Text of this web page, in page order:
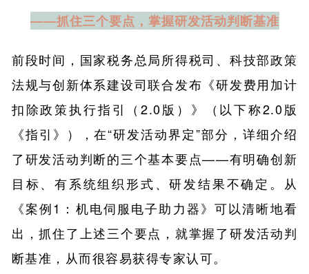
——抓住三个要点，掌握研发活动判断基准
前段时间，国家税务总局所得税司、科技部政策
法规与创新体系建设司联合发布《研发费用加计
扣除政策执行指引（2.0版）》（以下称2.0版
《指引》），在“研发活动界定”部分，详细介绍
了研发活动判断的三个基本要点——有明确创新
目标、有系统组织形式、研发结果不确定。从
《案例1：机电伺服电子助力器》可以清晰地看
出，抓住了上述三个要点，就掌握了研发活动判
断基准，从而很容易获得专家认可。